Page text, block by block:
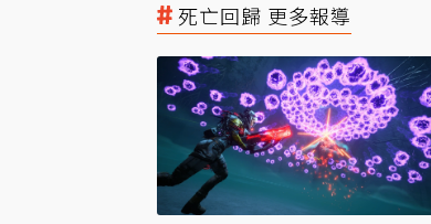
死亡回歸 更多報導